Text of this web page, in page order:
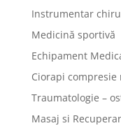
Instrumentar
Medicină sportivă
Echipament
Ciorapi compresie
Traumatologie –
Masaj si